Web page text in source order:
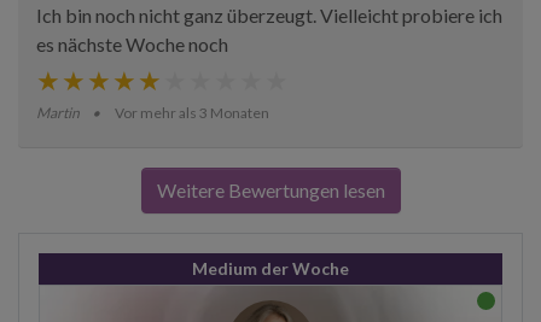
Ich bin noch nicht ganz überzeugt. Vielleicht probiere ich
es nächste Woche noch
Martin Vor mehr als 3 Monaten
Weitere Bewertungen lesen
Medium der Woche